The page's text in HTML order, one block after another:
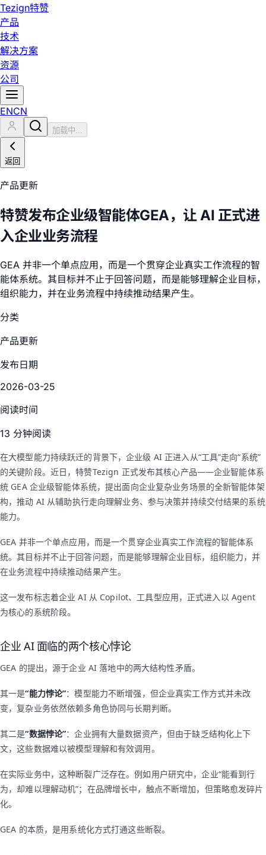
Tezign特赞
产品
技术
解决方案
资源
公司
ENCN
加载中...
返回
产品更新
特赞发布企业级智能体GEA，让 AI 正式进
入企业业务流程
GEA 并非一个单点应用，而是一个贯穿企业真实工作流程的智
能体系统。其目标并不止于回答问题，而是能够理解企业目标，
组织能力，并在业务流程中持续推动结果产生。
分类
产品更新
发布日期
2026-03-25
阅读时间
13 分钟阅读
在大模型能力持续跃迁的背景下，企业级 AI 正进入从“工具”走向“系统”
的关键阶段。近日，特赞Tezign 正式发布其核心产品——企业智能体系
统 GEA 企业级智能体系统，提出面向企业复杂业务场景的全新智能体架
构，推动 AI 从辅助执行走向理解业务、参与决策并持续交付结果的系统
能力。
GEA 并非一个单点应用，而是一个贯穿企业真实工作流程的智能体系
统。其目标并不止于回答问题，而是能够理解企业目标，组织能力，并
在业务流程中持续推动结果产生。
这一发布标志着企业 AI 从 Copilot、工具型应用，正式进入以 Agent
为核心的系统阶段。
企业 AI 面临的两个核心悖论
GEA 的提出，源于企业 AI 落地中的两大结构性矛盾。
其一是“能力悖论”：模型能力不断增强，但企业真实工作方式并未改
变，复杂业务依然依赖多角色协同与长期判断。
其二是“数据悖论”：企业拥有大量数据资产，但由于缺乏结构化上下
文，这些数据难以被模型理解和有效调用。
在实际业务中，这种断裂广泛存在。例如用户研究中，企业“能看到行
为，却难以理解动机”；在品牌增长中，触点不断增加，但策略愈发碎片
化。
GEA 的本质，是用系统化方式打通这些断裂。